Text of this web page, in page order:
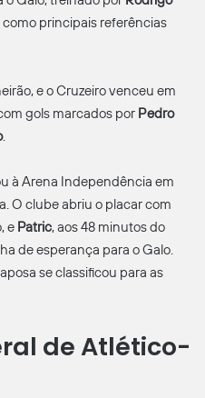
como principais referências
e o Cruzeiro venceu em
gols marcados por Pedro
.
à Arena Independência em
O clube abriu o placar com
e Patric, aos 48 minutos do
de esperança para o Galo.
se classificou para as
de Atlético-